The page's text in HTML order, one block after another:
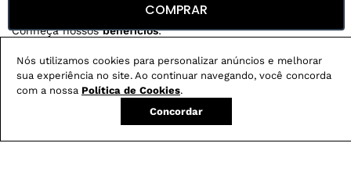
Nós utilizamos cookies para personalizar anúncios e melhorar
sua experiência no site. Ao continuar navegando, você concorda
com a nossa Política de Cookies.
Concordar
Conheça nossosbenefícios:
FRETE GRÁTIS
Em pedidos acima de R$ 499
Compre no site e retire na loja gratuitamente
Troque na loja sem custo ou, pelo site
COMPRAR